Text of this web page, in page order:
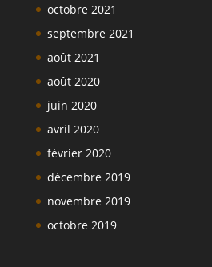
octobre 2021
septembre 2021
août 2021
août 2020
juin 2020
avril 2020
février 2020
décembre 2019
novembre 2019
octobre 2019